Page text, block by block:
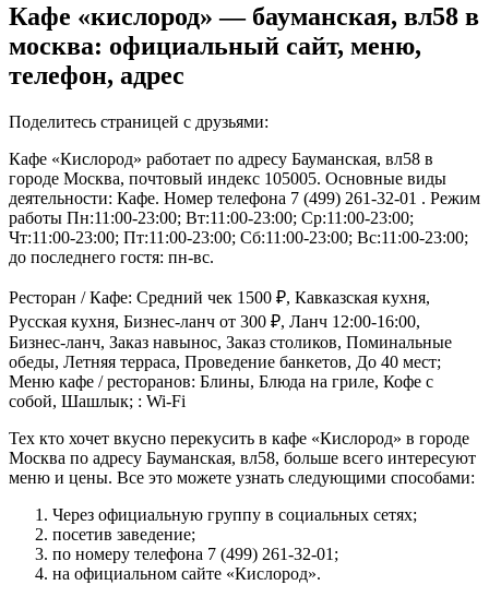
Кафе «кислород» — бауманская, вл58 в
москва: официальный сайт, меню,
телефон, адрес
Поделитесь страницей с друзьями:
Кафе «Кислород» работает по адресу Бауманская, вл58 в
городе Москва, почтовый индекс 105005. Основные виды
деятельности: Кафе. Номер телефона 7 (499) 261-32-01 . Режим
работы Пн:11:00-23:00; Вт:11:00-23:00; Ср:11:00-23:00;
Чт:11:00-23:00; Пт:11:00-23:00; Сб:11:00-23:00; Вс:11:00-23:00;
до последнего гостя: пн-вс.
Ресторан / Кафе: Средний чек 1500 ₽, Кавказская кухня,
Русская кухня, Бизнес-ланч от 300 ₽, Ланч 12:00-16:00,
Бизнес-ланч, Заказ навынос, Заказ столиков, Поминальные
обеды, Летняя терраса, Проведение банкетов, До 40 мест;
Меню кафе / ресторанов: Блины, Блюда на гриле, Кофе с
собой, Шашлык; : Wi-Fi
Тех кто хочет вкусно перекусить в кафе «Кислород» в городе
Москва по адресу Бауманская, вл58, больше всего интересуют
меню и цены. Все это можете узнать следующими способами:
Через официальную группу в социальных сетях;
посетив заведение;
по номеру телефона 7 (499) 261-32-01;
на официальном сайте «Кислород».